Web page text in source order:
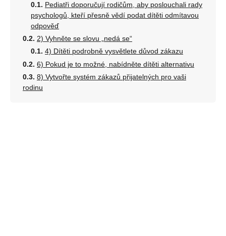
Pediatři doporučují rodičům, aby poslouchali rady
psychologů, kteří přesně vědí podat dítěti odmítavou
odpověď
2) Vyhněte se slovu „nedá se“
4) Dítěti podrobně vysvětlete důvod zákazu
6) Pokud je to možné, nabídněte dítěti alternativu
8) Vytvořte systém zákazů přijatelných pro vaši
rodinu